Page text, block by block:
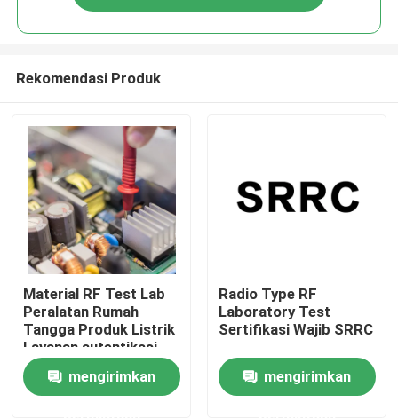
Rumah
Rekomendasi Produk
Material RF Test Lab
Peralatan Rumah
Tangga Produk Listrik
Layanan autentikasi
pihak ketiga
mengirimkan
Radio Type RF
Laboratory Test
Sertifikasi Wajib SRRC
mengirimkan